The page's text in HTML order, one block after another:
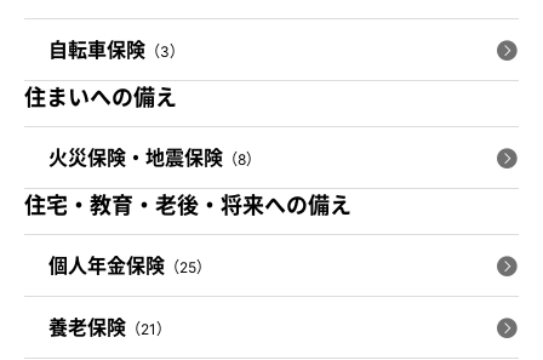
自転車保険 （3）
住まいへの備え
火災保険・地震保険 （8）
住宅・教育・老後・将来への備え
個人年金保険 （25）
養老保険 （21）